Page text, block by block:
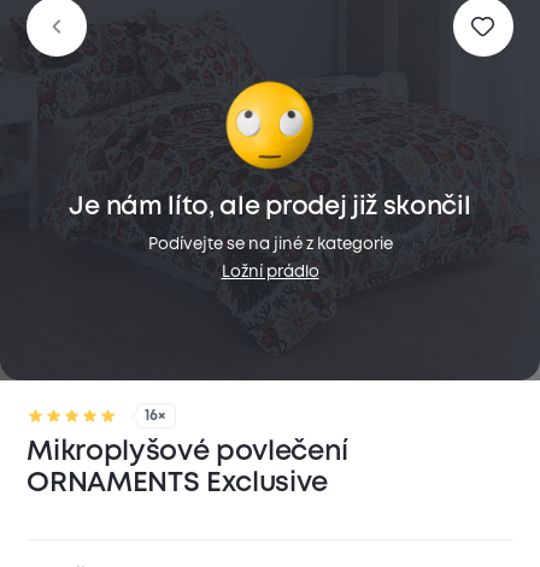
16×
Mikroplyšové povlečení
ORNAMENTS Exclusive
Je nám líto, ale prodej již skončil
Podívejte se na jiné z kategorie
Ložní prádlo